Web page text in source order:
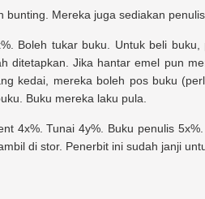
bunting. Mereka juga sediakan
Boleh tukar buku. Untuk beli
ditetapkan. Jika hantar emel pun
kedai, mereka boleh pos buku
Buku mereka laku pula.
4x%. Tunai 4y%. Buku penulis
di stor. Penerbit ini sudah janji